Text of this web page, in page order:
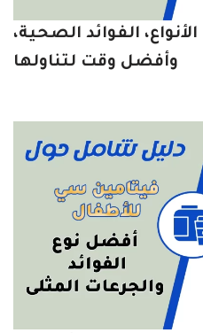
الفوائد الصحية،
وأفضل وقت لتناولها